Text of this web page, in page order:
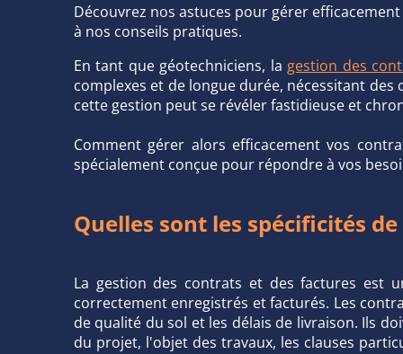
Découvrez nos astuces pour gérer
à nos conseils pratiques.
En tant que géotechniciens, la gestion des
complexes et de longue durée, nécessitant
cette gestion peut se révéler fastidieuse et
Comment gérer alors efficacement vos
spécialement conçue pour répondre à vos
Quelles sont les spécificités
La gestion des contrats et des factures est
correctement enregistrés et facturés. Les
de qualité du sol et les délais de livraison. Ils
du projet, l'objet des travaux, les clauses